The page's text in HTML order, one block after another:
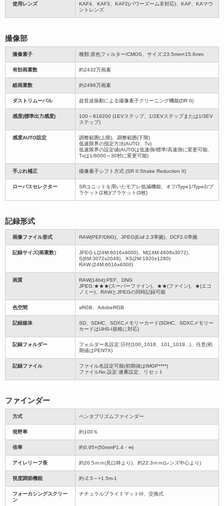
使用レンズ
KAF4、KAF3、KAF2(パワーズーム非対応)、KAF、KAマウ
ントレンズ
撮像部
撮像素子 種類:原色フィルター/CMOS、サイズ:23.5mm×15.6mm
有効画素数 約2432万画素
総画素数 約2496万画素
ダストリムーバル 超音波振動による撮像素子クリーニング機能(DR II)
感度(標準出力感度)
100～819200 (1EVステップ、1/2EVステップまたは1/3EV
ステップ)
感度AUTO設定
調整範囲(上限)、調整範囲(下限)
低速限界の指定方法(AUTO、Tv)
低速限界の設定値(AUTOは低速側/標準/高速側に変更可能、
Tvは1/6000～30秒に変更可能)
手ぶれ補正 撮像素子シフト方式 (SR II:Shake Reduction II)
ローパスセレクター
SRユニットを用いたモアレ低減機能、オフ/Type1/Type2/ブ
ラケット(2枚)/ブラケット(3枚)
記録形式
画像ファイル形式 RAW(PEF/DNG)、JPEG(Exif 2.3準拠)、DCF2.0準拠
記録サイズ(画素数）
JPEG:L(24M:6016x4000)、M(14M:4608x3072)、
S(6M:3072x2048)、XS(2M:1920x1280)
RAW:(24M:6016x4000)
画質
RAW(14bit):PEF、DNG
JPEG:★★★(スーパーファイン)、★★(ファイン)、★(エコ
ノミー)、RAWとJPEGの同時記録可能
色空間 sRGB、AdobeRGB
記録媒体
SD、SDHC、SDXCメモリーカード(SDHC、SDXCメモリー
カードはUHS-I規格に対応)
記録フォルダー
フォルダー名設定:日付(100_1018、101_1019...)、任意(初
期値はPENTX)
記録ファイル
ファイル名設定可能(初期値はIMGP****)
ファイルNo.設定:連番設定、リセット
ファインダー
方式 ペンタプリズムファインダー
視野率 約100％
倍率 約0.95×(50mmF1.4・∞)
アイレリーフ長 約20.5ｍｍ(見口枠より)、約22.3ｍｍ(レンズ中心より)
視度調節機能 約-2.5～+1.5m-1
フォーカシングスクリー
ン
ナチュラルブライトマットIII、交換式